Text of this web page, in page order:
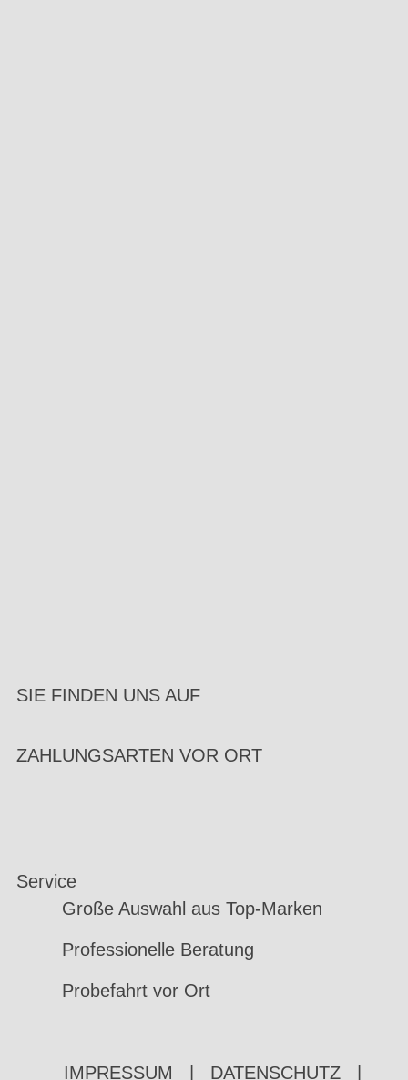
SIE FINDEN UNS AUF
ZAHLUNGSARTEN VOR ORT
Service
Große Auswahl aus Top-Marken
Professionelle Beratung
Probefahrt vor Ort
IMPRESSUM DATENSCHUTZ